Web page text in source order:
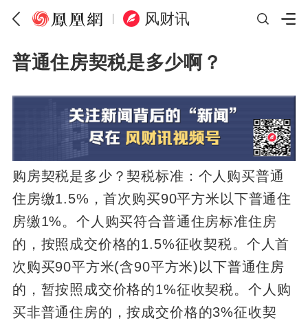
风财讯
普通住房契税是多少啊？
购房契税是多少？契税标准：个人购买普通
住房缴1.5%，首次购买90平方米以下普通住
房缴1%。个人购买符合普通住房标准住房
的，按照成交价格的1.5%征收契税。个人首
次购买90平方米(含90平方米)以下普通住房
的，暂按照成交价格的1%征收契税。个人购
买非普通住房的，按成交价格的3%征收契